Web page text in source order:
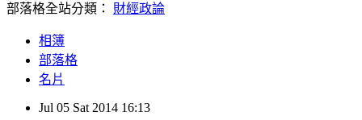
部落格全站分類： 財經政論
相簿
部落格
名片
Jul 05 Sat 2014 16:13